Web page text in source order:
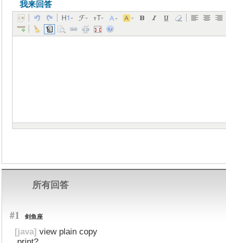
我来回答
所有回答
#1 剑鱼座
[java] view plain copy